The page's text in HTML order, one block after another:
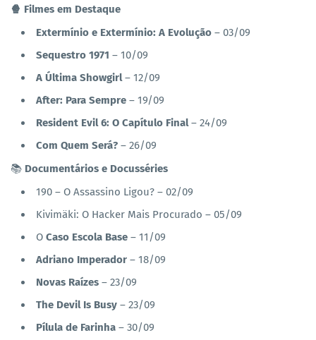
🍿 Filmes em Destaque
Extermínio e Extermínio: A Evolução – 03/09
Sequestro 1971 – 10/09
A Última Showgirl– 12/09
After: Para Sempre – 19/09
Resident Evil 6: O Capítulo Final– 24/09
Com Quem Será? – 26/09
📚 Documentários e Docusséries
190 – O Assassino Ligou? – 02/09
Kivimäki: O Hacker Mais Procurado – 05/09
O Caso Escola Base – 11/09
Adriano Imperador – 18/09
Novas Raízes – 23/09
The Devil Is Busy – 23/09
Pílula de Farinha – 30/09